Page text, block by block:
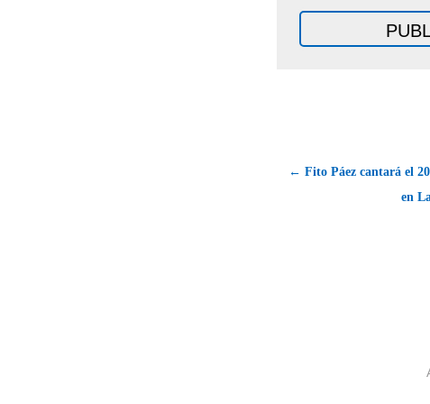
← Fito Páez cantará el
en